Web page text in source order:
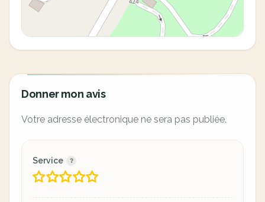
Donner mon avis
Votre adresse électronique ne sera pas publiée.
Service